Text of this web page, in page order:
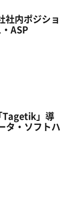
社内ポジショ
ASP
Tagetik」導
タ・ソフトハ